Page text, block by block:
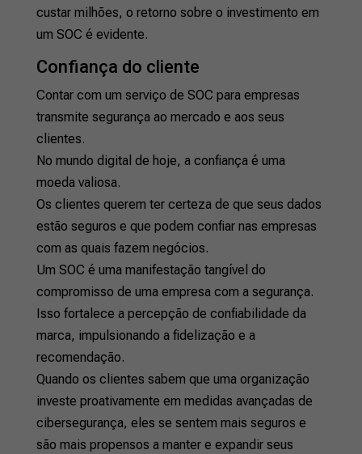
custar milhões, o retorno sobre o investimento em
um SOC é evidente.
Confiança do cliente
Contar com um serviço de SOC para empresas
transmite segurança ao mercado e aos seus
clientes.
No mundo digital de hoje, a confiança é uma
moeda valiosa.
Os clientes querem ter certeza de que seus dados
estão seguros e que podem confiar nas empresas
com as quais fazem negócios.
Um SOC é uma manifestação tangível do
compromisso de uma empresa com a segurança.
Isso fortalece a percepção de confiabilidade da
marca, impulsionando a fidelização e a
recomendação.
Quando os clientes sabem que uma organização
investe proativamente em medidas avançadas de
cibersegurança, eles se sentem mais seguros e
são mais propensos a manter e expandir seus